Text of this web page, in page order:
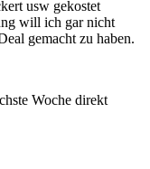
usw gekostet
will ich gar nicht
gemacht zu haben.
Woche direkt